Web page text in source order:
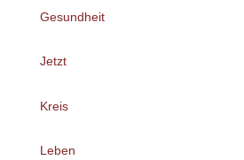
Gesundheit
Jetzt
Kreis
Leben